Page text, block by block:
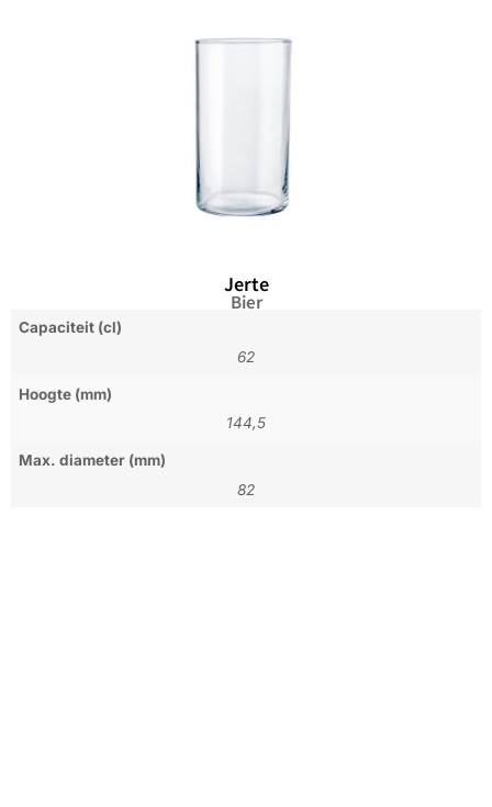
Jerte
Bier
Capaciteit (cl)
62
Hoogte (mm)
144,5
Max. diameter (mm)
82